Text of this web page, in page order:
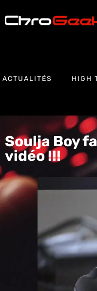
ACTUALITÉS HIGH
Soulja Boy
vidéo !!!